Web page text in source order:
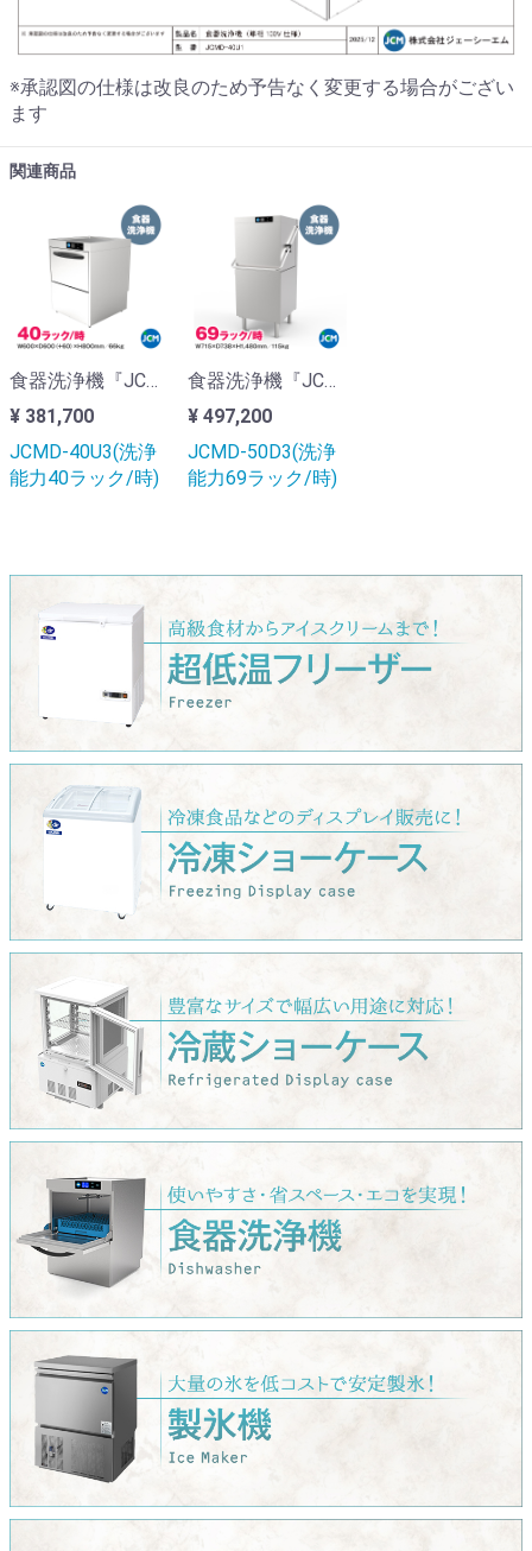
※承認図の仕様は改良のため予告なく変更する場合がござい
ます
関連商品
食器洗浄機『JCMD-40U3』
¥ 381,700
JCMD-40U3(洗浄
能力40ラック/時)
食器洗浄機『JCMD-50D3』
¥ 497,200
JCMD-50D3(洗浄
能力69ラック/時)